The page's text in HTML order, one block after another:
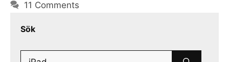
11 Comments
Sök
Search